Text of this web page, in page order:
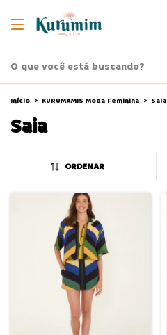
Início > KURUMAMIS Moda Feminina > Saia
Saia
ORDENAR